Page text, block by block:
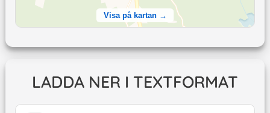
Visa på kartan →
LADDA NER I TEXTFORMAT